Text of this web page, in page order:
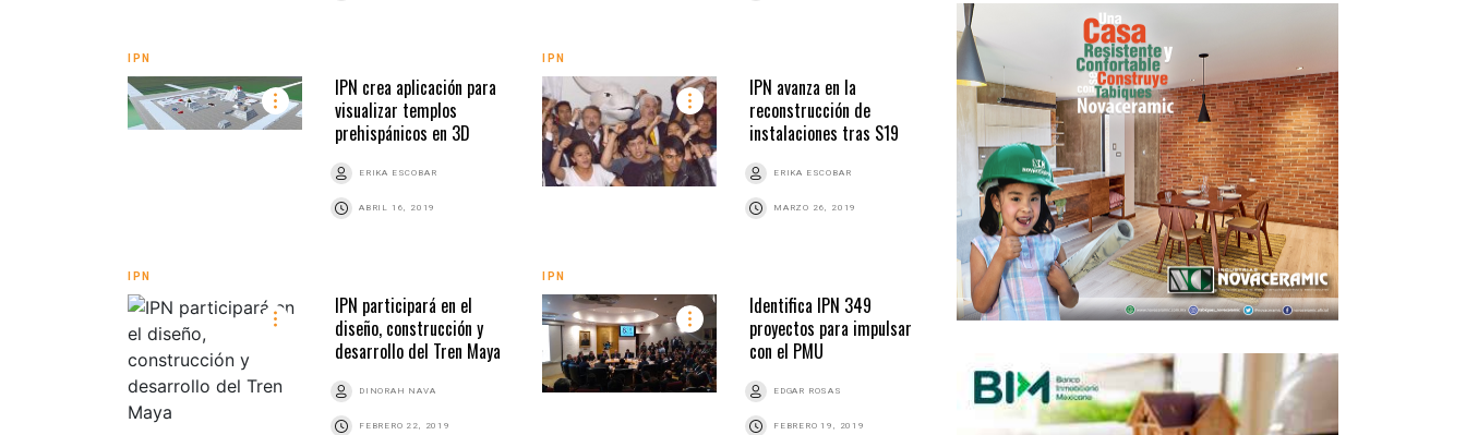
IPN
IPN crea aplicación para
visualizar templos
prehispánicos en 3D
ERIKA ESCOBAR
ABRIL 16, 2019
IPN
IPN avanza en la
reconstrucción de
instalaciones tras S19
ERIKA ESCOBAR
MARZO 26, 2019
IPN
IPN participará en el
diseño, construcción y
desarrollo del Tren Maya
DINORAH NAVA
FEBRERO 22, 2019
IPN
Identifica IPN 349
proyectos para impulsar
con el PMU
EDGAR ROSAS
FEBRERO 19, 2019